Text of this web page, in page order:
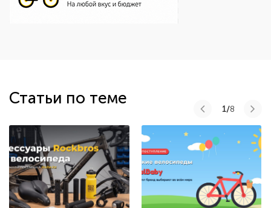
Статьи по теме
1/8